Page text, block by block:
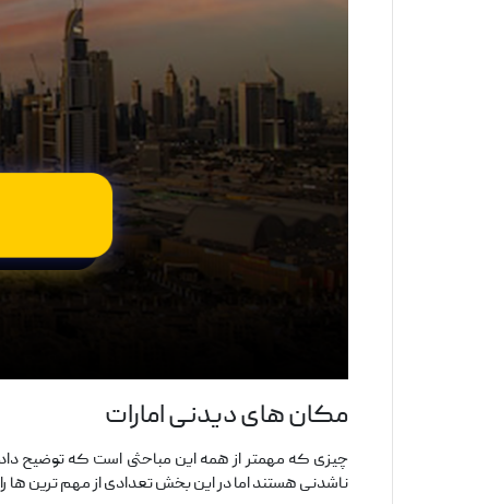
مکان‌ های دیدنی امارات
چیزی که مهمتر از همه این مباحثی است که توضیح
ناشدنی هستند اما در این بخش تعدادی از مهم ترین‌ ها